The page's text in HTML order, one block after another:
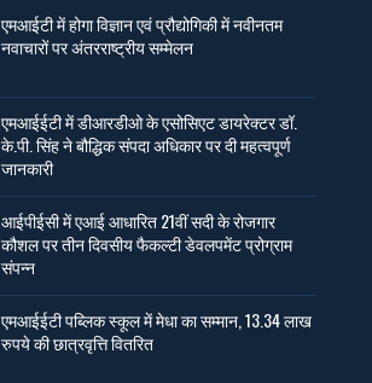
एमआईटी में होगा विज्ञान एवं प्रौद्योगिकी में नवीनतम
नवाचारों पर अंतरराष्ट्रीय सम्मेलन
एमआईईटी में डीआरडीओ के एसोसिएट डायरेक्टर डॉ.
के.पी. सिंह ने बौद्धिक संपदा अधिकार पर दी महत्वपूर्ण
जानकारी
आईपीईसी में एआई आधारित 21वीं सदी के रोजगार
कौशल पर तीन दिवसीय फैकल्टी डेवलपमेंट प्रोग्राम
संपन्न
एमआईईटी पब्लिक स्कूल में मेधा का सम्मान, 13.34 लाख
रुपये की छात्रवृत्ति वितरित